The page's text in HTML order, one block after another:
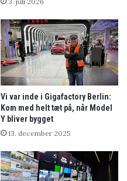
Vi var inde i Gigafactory Berlin:
Kom med helt tæt på, når Model
Y bliver bygget
13. december 2025